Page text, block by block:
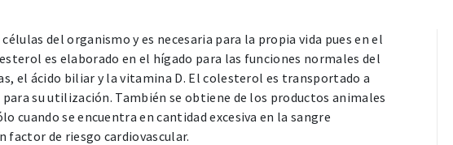
del organismo y es necesaria para la propia vida pues en el
es elaborado en el hígado para las funciones normales del
el ácido biliar y la vitamina D. El colesterol es transportado a
su utilización. También se obtiene de los productos animales
cuando se encuentra en cantidad excesiva en la sangre
de riesgo cardiovascular.